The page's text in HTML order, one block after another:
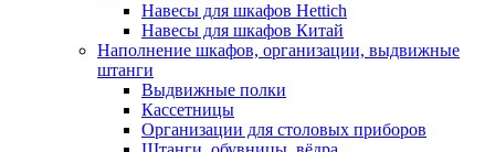
Навесы для шкафов Hettich
Навесы для шкафов Китай
Наполнение шкафов, организации, выдвижные
штанги
Выдвижные полки
Кассетницы
Организации для столовых приборов